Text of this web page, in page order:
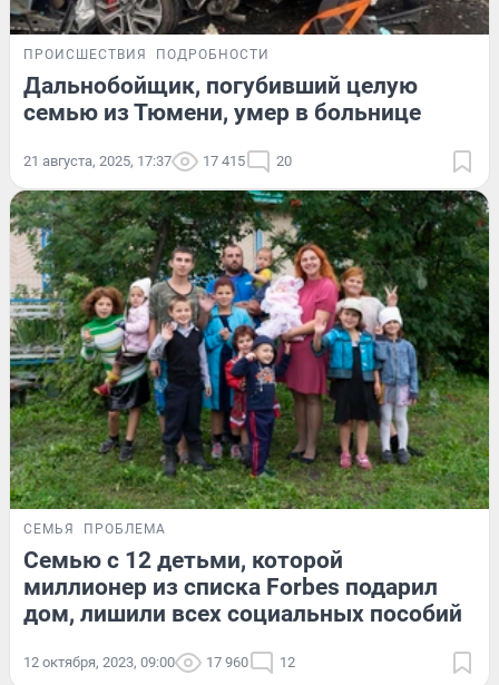
ПРОИСШЕСТВИЯ ПОДРОБНОСТИ
Дальнобойщик, погубивший целую
семью из Тюмени, умер в больнице
21 августа, 2025, 17:37 17 415 20
СЕМЬЯ ПРОБЛЕМА
Семью с 12 детьми, которой
миллионер из списка Forbes подарил
дом, лишили всех социальных пособий
12 октября, 2023, 09:00 17 960 12